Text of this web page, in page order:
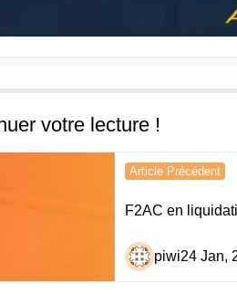
votre lecture !
Article Précédent
F2AC en
piwi24 Jan,